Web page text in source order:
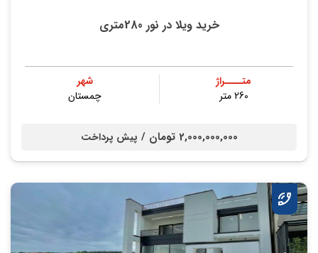
خرید ویلا در نور 280متری
متــــراژ
260 متر
شهر
چمستان
2,000,000,000 تومان / پیش پرداخت